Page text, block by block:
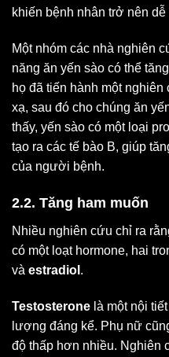
khiến bệnh nhân trở nên
Một nhóm các nhà nghiên
năng ăn yến sào có thể
họ đã tiến hành một
xạ, sau đó cho chúng ăn
thấy, yến sào có một loại
tạo ra các tế bào B, giúp
của người bệnh.
2.2. Tăng ham muốn
Nhiều nghiên cứu chỉ ra
có một loạt hormone, hai
và estrad iol .
Testosterone là một nội
lượng đáng kể. Phụ nữ
độ thấp hơn nhiều. Nghiên